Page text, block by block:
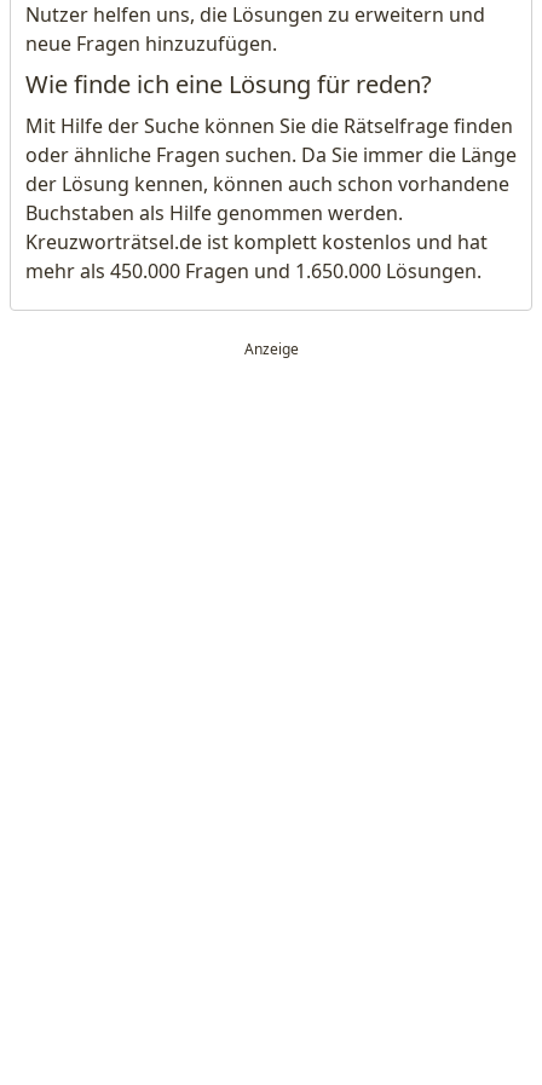
Nutzer helfen uns, die Lösungen zu erweitern und
neue Fragen hinzuzufügen.
Wie finde ich eine Lösung für reden?
Mit Hilfe der Suche können Sie die Rätselfrage finden
oder ähnliche Fragen suchen. Da Sie immer die Länge
der Lösung kennen, können auch schon vorhandene
Buchstaben als Hilfe genommen werden.
Kreuzworträtsel.de ist komplett kostenlos und hat
mehr als 450.000 Fragen und 1.650.000 Lösungen.